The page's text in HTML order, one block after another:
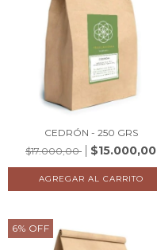
CEDRÓN - 250 GRS
$17.000,00
$15.000,00
6% OFF